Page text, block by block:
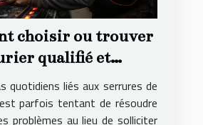
choisir ou trouver
qualifié et
?
quotidiens liés aux serrures de
parfois tentant de résoudre
problèmes au lieu de solliciter